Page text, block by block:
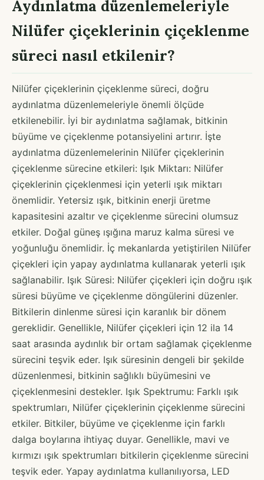
Aydınlatma düzenlemeleriyle
Nilüfer çiçeklerinin çiçeklenme
süreci nasıl etkilenir?
Nilüfer çiçeklerinin çiçeklenme süreci, doğru
aydınlatma düzenlemeleriyle önemli ölçüde
etkilenebilir. İyi bir aydınlatma sağlamak, bitkinin
büyüme ve çiçeklenme potansiyelini artırır. İşte
aydınlatma düzenlemelerinin Nilüfer çiçeklerinin
çiçeklenme sürecine etkileri: Işık Miktarı: Nilüfer
çiçeklerinin çiçeklenmesi için yeterli ışık miktarı
önemlidir. Yetersiz ışık, bitkinin enerji üretme
kapasitesini azaltır ve çiçeklenme sürecini olumsuz
etkiler. Doğal güneş ışığına maruz kalma süresi ve
yoğunluğu önemlidir. İç mekanlarda yetiştirilen Nilüfer
çiçekleri için yapay aydınlatma kullanarak yeterli ışık
sağlanabilir. Işık Süresi: Nilüfer çiçekleri için doğru ışık
süresi büyüme ve çiçeklenme döngülerini düzenler.
Bitkilerin dinlenme süresi için karanlık bir dönem
gereklidir. Genellikle, Nilüfer çiçekleri için 12 ila 14
saat arasında aydınlık bir ortam sağlamak çiçeklenme
sürecini teşvik eder. Işık süresinin dengeli bir şekilde
düzenlenmesi, bitkinin sağlıklı büyümesini ve
çiçeklenmesini destekler. Işık Spektrumu: Farklı ışık
spektrumları, Nilüfer çiçeklerinin çiçeklenme sürecini
etkiler. Bitkiler, büyüme ve çiçeklenme için farklı
dalga boylarına ihtiyaç duyar. Genellikle, mavi ve
kırmızı ışık spektrumları bitkilerin çiçeklenme sürecini
teşvik eder. Yapay aydınlatma kullanılıyorsa, LED